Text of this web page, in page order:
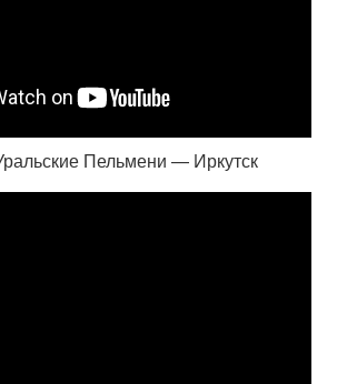
Пельмени — Иркутск